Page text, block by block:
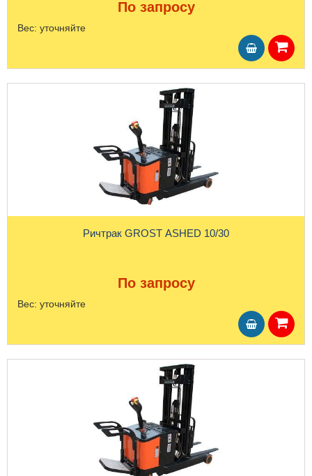
По запросу
Вес: уточняйте
Ричтрак GROST ASHED 10/30
По запросу
Вес: уточняйте